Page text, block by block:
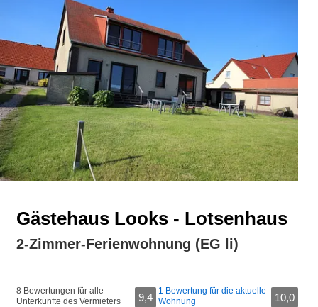
Gästehaus Looks - Lotsenhaus
2-Zimmer-Ferienwohnung (EG li)
8 Bewertungen für alle
Unterkünfte des Vermieters
9,4
1 Bewertung für die aktuelle
Wohnung
10,0